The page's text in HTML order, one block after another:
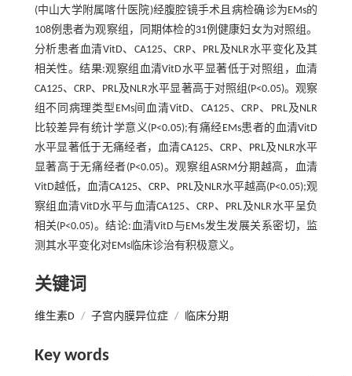
(中山大学附属喀什医院)经腹腔镜手术且病检确诊为EMs的
108例患者为观察组，同期体检的31例健康妇女为对照组。
分析患者血清VitD、CA125、CRP、PRL及NLR水平变化及其
相关性。结果:观察组血清VitD水平显著低于对照组，血清
CA125、CRP、PRL及NLR水平显著高于对照组(P<0.05)。观察
组不同病理类型EMs间血清VitD、CA125、CRP、PRL及NLR
比较差异有统计学意义(P<0.05);有痛经EMs患者的血清VitD
水平显著低于无痛经者，血清CA125、CRP、PRL及NLR水平
显著高于无痛经者(P<0.05)。观察组ASRM分期越高，血清
VitD越低，血清CA125、CRP、PRL及NLR水平越高(P<0.05);观
察组血清VitD水平与血清CA125、CRP、PRL及NLR水平呈负
相关(P<0.05)。结论:血清VitD与EMs发生发展关系密切，监
测其水平变化对EMs临床诊治有积极意义。
关键词
维生素D / 子宫内膜异位症 / 临床分期
Key words